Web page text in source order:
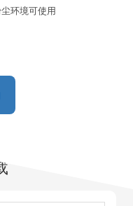
环境可使用